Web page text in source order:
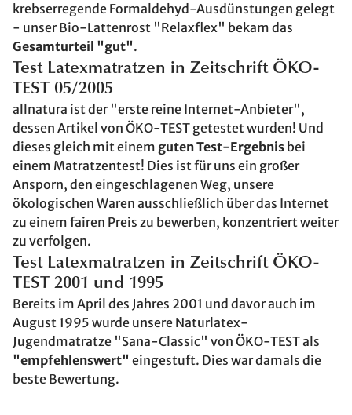
krebserregende Formaldehyd-Ausdünstungen gelegt
- unser Bio-Lattenrost "Relaxflex" bekam das
Gesamturteil "gut".
Test Latexmatratzen in Zeitschrift ÖKO-
TEST 05/2005
allnatura ist der "erste reine Internet-Anbieter",
dessen Artikel von ÖKO-TEST getestet wurden! Und
dieses gleich mit einem guten Test-Ergebnis bei
einem Matratzentest! Dies ist für uns ein großer
Ansporn, den eingeschlagenen Weg, unsere
ökologischen Waren ausschließlich über das Internet
zu einem fairen Preis zu bewerben, konzentriert weiter
zu verfolgen.
Test Latexmatratzen in Zeitschrift ÖKO-
TEST 2001 und 1995
Bereits im April des Jahres 2001 und davor auch im
August 1995 wurde unsere Naturlatex-
Jugendmatratze "Sana-Classic" von ÖKO-TEST als
"empfehlenswert" eingestuft. Dies war damals die
beste Bewertung.